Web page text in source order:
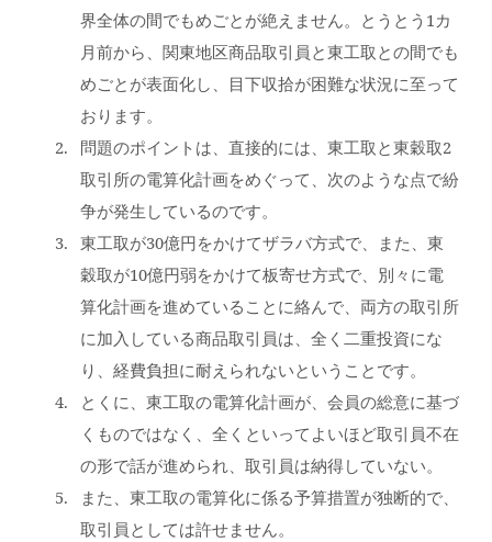
界全体の間でもめごとが絶えません。とうとう1カ
月前から、関東地区商品取引員と東工取との間でも
めごとが表面化し、目下収拾が困難な状況に至って
おります。
問題のポイントは、直接的には、東工取と東穀取2
取引所の電算化計画をめぐって、次のような点で紛
争が発生しているのです。
東工取が30億円をかけてザラバ方式で、また、東
穀取が10億円弱をかけて板寄せ方式で、別々に電
算化計画を進めていることに絡んで、両方の取引所
に加入している商品取引員は、全く二重投資にな
り、経費負担に耐えられないということです。
とくに、東工取の電算化計画が、会員の総意に基づ
くものではなく、全くといってよいほど取引員不在
の形で話が進められ、取引員は納得していない。
また、東工取の電算化に係る予算措置が独断的で、
取引員としては許せません。